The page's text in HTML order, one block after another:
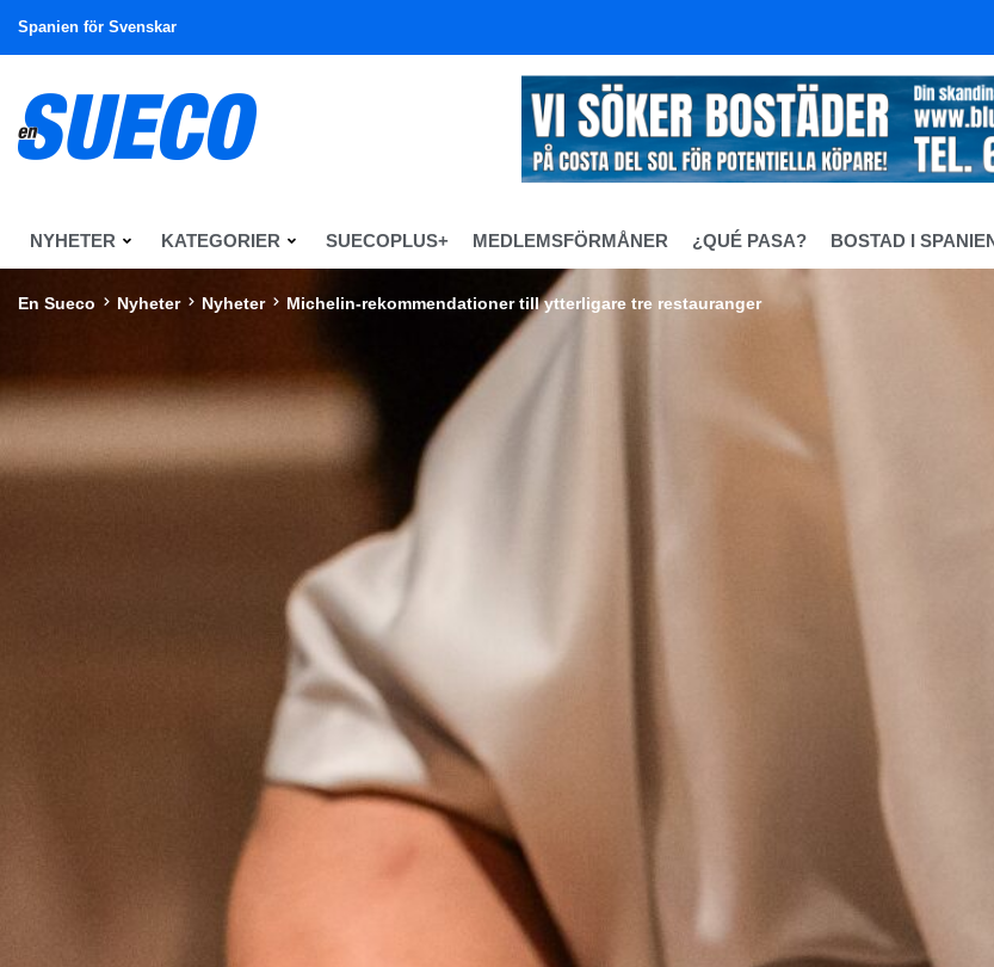
Spanien för Svenskar
NYHETER KATEGORIER SUECOPLUS+ MEDLEMSFÖRMÅNER ¿QUÉ PASA? BOSTAD I
En Sueco Nyheter Nyheter Michelin-rekommendationer till ytterligare tre restauranger